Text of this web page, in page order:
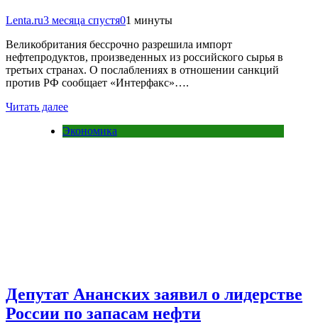
Lenta.ru3 месяца спустя01 минуты
Великобритания бессрочно разрешила импорт
нефтепродуктов, произведенных из российского сырья в
третьих странах. О послаблениях в отношении санкций
против РФ сообщает «Интерфакс»….
Читать далее
Экономика
Депутат Ананских заявил о лидерстве
России по запасам нефти